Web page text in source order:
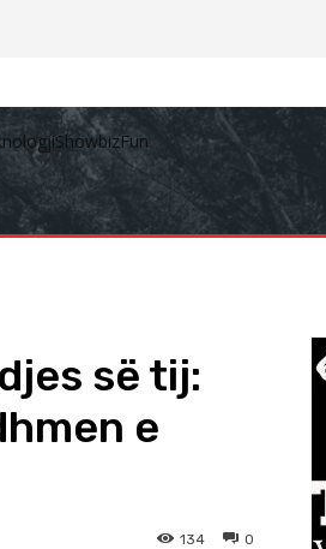
ShowbizFun
së tij:
e
0
134